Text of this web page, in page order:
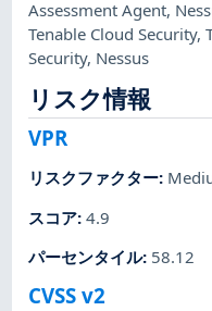
Assessment Agent,
Tenable Cloud Security,
Security, Nessus
リスク情報
VPR
リスクファクター:
スコア:4.9
パーセンタイル: 58.12
CVSS v2